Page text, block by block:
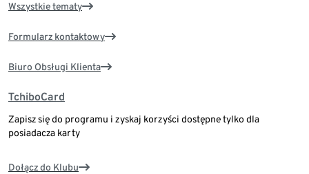
Wszystkie tematy
Formularz kontaktowy
Biuro Obsługi Klienta
TchiboCard
Zapisz się do programu i zyskaj korzyści dostępne tylko dla
posiadacza karty
Dołącz do Klubu